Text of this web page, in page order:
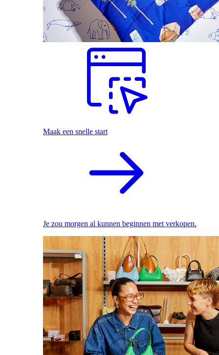
Maak een snelle start
Je zou morgen al kunnen beginnen met verkopen.